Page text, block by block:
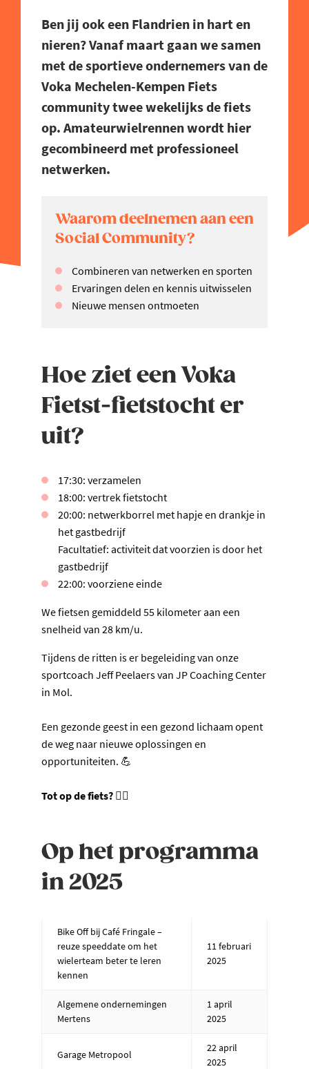
Ben jij ook een Flandrien in hart en
nieren? Vanaf maart gaan we samen
met de sportieve ondernemers van de
Voka Mechelen-Kempen Fiets
community twee wekelijks de fiets
op. Amateurwielrennen wordt hier
gecombineerd met professioneel
netwerken.
Waarom deelnemen aan een
Social Community?
Combineren van netwerken en sporten
Ervaringen delen en kennis uitwisselen
Nieuwe mensen ontmoeten
Hoe ziet een Voka
Fietst-fietstocht er
uit?
17:30: verzamelen
18:00: vertrek fietstocht
20:00: netwerkborrel met hapje en drankje in
het gastbedrijf
Facultatief: activiteit dat voorzien is door het
gastbedrijf
22:00: voorziene einde
We fietsen gemiddeld 55 kilometer aan een
snelheid van 28 km/u.
Tijdens de ritten is er begeleiding van onze
sportcoach Jeff Peelaers van JP Coaching Center
in Mol.
Een gezonde geest in een gezond lichaam opent
de weg naar nieuwe oplossingen en
opportuniteiten. 💪
Tot op de fiets? 🚴‍♂️
Op het programma
in 2025
Bike Off bij Café Fringale –
reuze speeddate om het
wielerteam beter te leren
kennen
11 februari
2025
Algemene ondernemingen
Mertens
1 april
2025
Garage Metropool
22 april
2025